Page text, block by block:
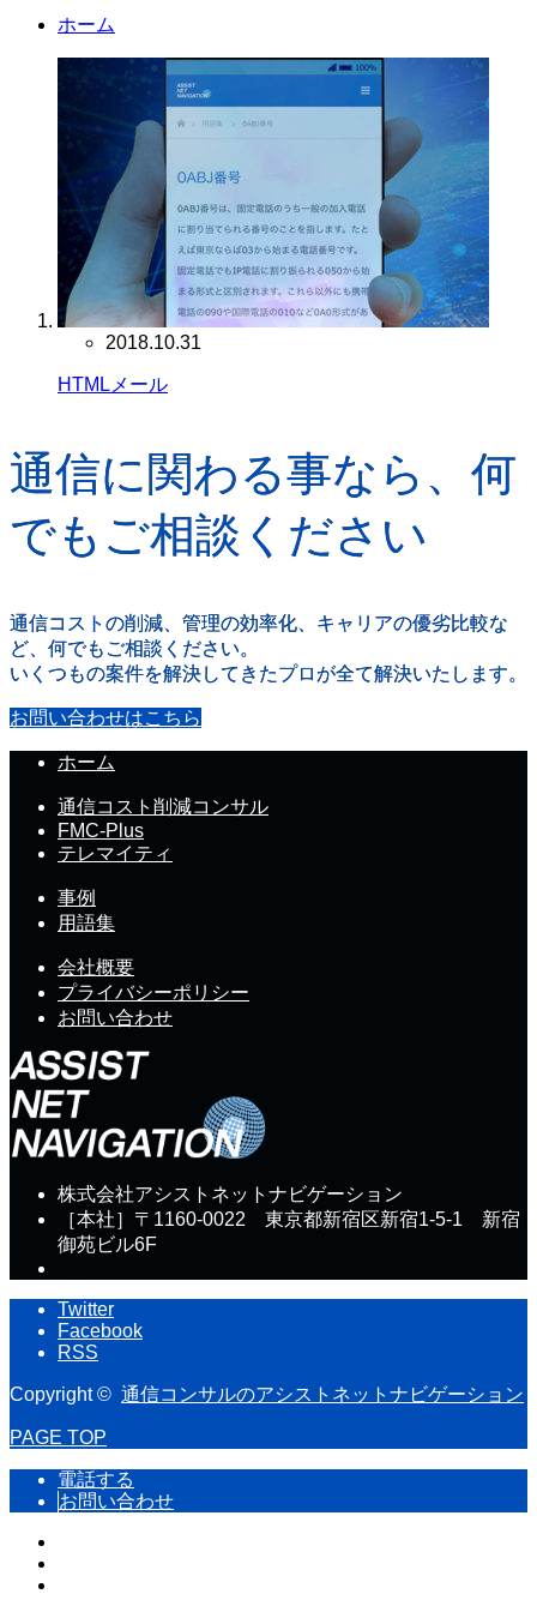
ホーム
2018.10.31
HTMLメール
通信に関わる事なら、何
でもご相談ください
通信コストの削減、管理の効率化、キャリアの優劣比較な
ど、何でもご相談ください。
いくつもの案件を解決してきたプロが全て解決いたします。
お問い合わせはこちら
ホーム
通信コスト削減コンサル
FMC-Plus
テレマイティ
事例
用語集
会社概要
プライバシーポリシー
お問い合わせ
株式会社アシストネットナビゲーション
［本社］〒1160-0022 東京都新宿区新宿1-5-1 新宿
御苑ビル6F
Twitter
Facebook
RSS
Copyright © 通信コンサルのアシストネットナビゲーション
PAGE TOP
電話する
お問い合わせ